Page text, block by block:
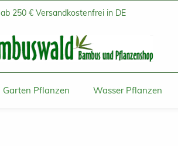
ab 250 € Versandkostenfrei in DE
Garten Pflanzen Wasser Pflanzen